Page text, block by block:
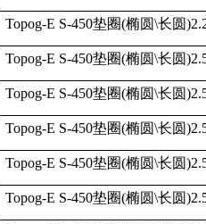
Topog-E S-450垫圈(椭圆\长圆
Topog-E S-450垫圈(椭圆\长圆
Topog-E S-450垫圈(椭圆\长圆
Topog-E S-450垫圈(椭圆\长圆
Topog-E S-450垫圈(椭圆\长圆
Topog-E S-450垫圈(椭圆\长圆